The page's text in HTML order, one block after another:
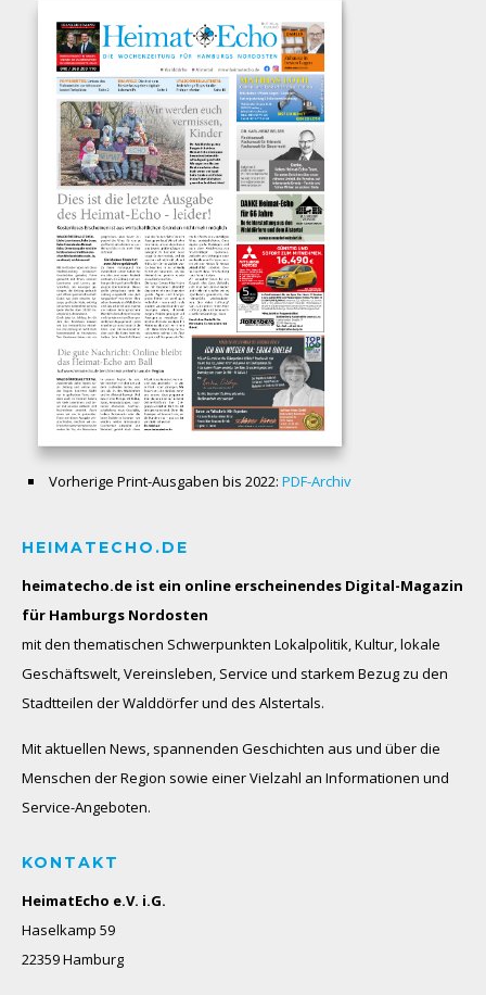
Vorherige Print-Ausgaben bis 2022: PDF-Archiv
HEIMATECHO.DE
heimatecho.de ist ein online erscheinendes Digital-Magazin
für Hamburgs Nordosten
mit den thematischen Schwerpunkten Lokalpolitik, Kultur, lokale
Geschäftswelt, Vereinsleben, Service und starkem Bezug zu den
Stadtteilen der Walddörfer und des Alstertals.
Mit aktuellen News, spannenden Geschichten aus und über die
Menschen der Region sowie einer Vielzahl an Informationen und
Service-Angeboten.
KONTAKT
HeimatEcho e.V. i.G.
Haselkamp 59
22359 Hamburg